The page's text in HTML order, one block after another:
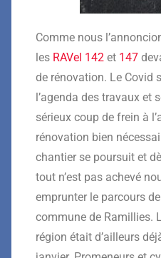
Comme nous
les RAVel 142 et 147
de rénovation. Le Covid
l’agenda des travaux et
sérieux coup de frein à
rénovation bien
chantier se poursuit et
tout n’est pas achevé
emprunter le parcours
commune de Ramillies.
région était d’ailleurs